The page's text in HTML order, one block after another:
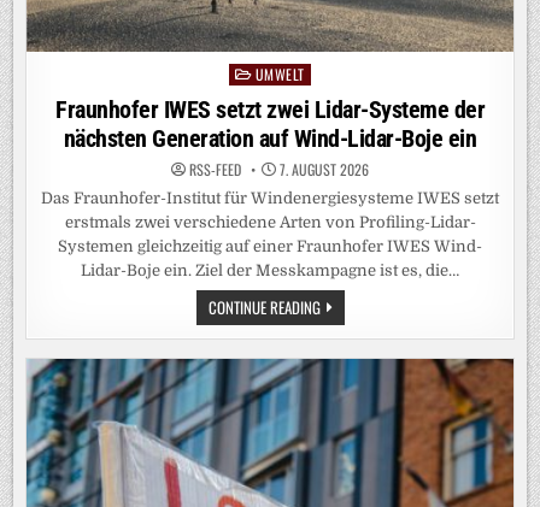
PostedUMWELT
Fraunhofer IWES setzt zwei Lidar-Systeme der
nächsten Generation auf Wind-Lidar-Boje ein
RSS-FEED 7. AUGUST 2026
Das Fraunhofer-Institut für Windenergiesysteme IWES setzt
erstmals zwei verschiedene Arten von Profiling-Lidar-
Systemen gleichzeitig auf einer Fraunhofer IWES Wind-
Lidar-Boje ein. Ziel der Messkampagne ist es, die…
CONTINUE READINGFRAUNHOFER
IWES
SETZT
LIDAR-
SYSTEME
DER
NÄCHSTEN
GENERATION
AUF
WIND-
LIDAR-
BOJE